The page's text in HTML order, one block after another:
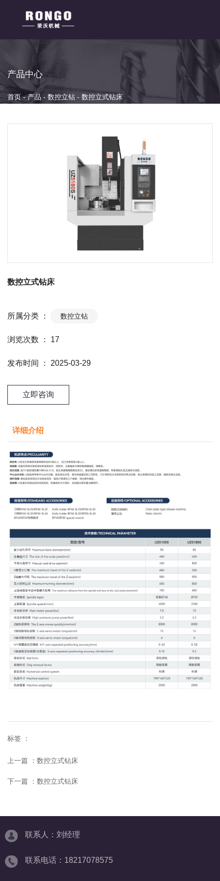
产品中心
首页-产品 - 数控立钻 - 数控立式钻床
数控立式钻床
所属分类 ： 数控立钻
浏览次数 ： 17
发布时间 ： 2025-03-29
立即咨询
详细介绍
标签 ：
上一篇 ： 数控立式钻床
下一篇 ： 数控立式钻床
联系人：刘经理
联系电话：18217078575